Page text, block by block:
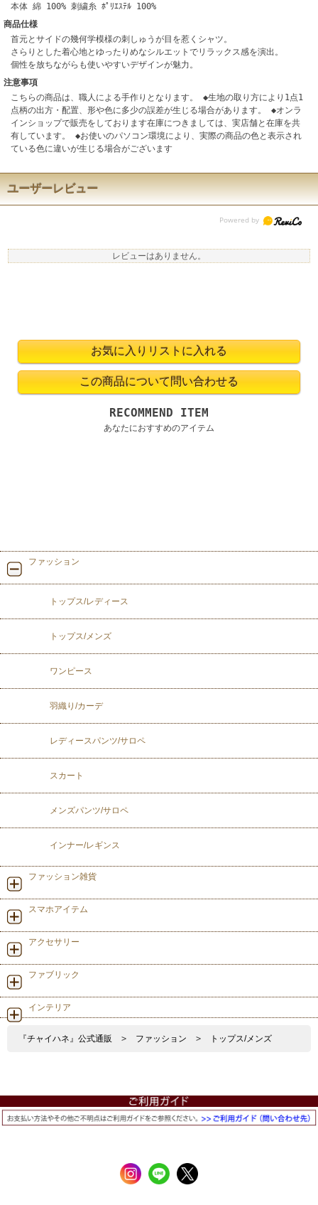
本体 綿 100% 刺繍糸 ﾎﾟﾘｴｽﾃﾙ 100%
商品仕様
首元とサイドの幾何学模様の刺しゅうが目を惹くシャツ。
さらりとした着心地とゆったりめなシルエットでリラックス感を演出。
個性を放ちながらも使いやすいデザインが魅力。
注意事項
こちらの商品は、職人による手作りとなります。 ◆生地の取り方により1点1
点柄の出方・配置、形や色に多少の誤差が生じる場合があります。 ◆オンラ
インショップで販売をしております在庫につきましては、実店舗と在庫を共
有しています。 ◆お使いのパソコン環境により、実際の商品の色と表示され
ている色に違いが生じる場合がございます
ユーザーレビュー
レビューはありません。
RECOMMEND ITEM
あなたにおすすめのアイテム
ファッション
トップス/レディース
トップス/メンズ
ワンピース
羽織り/カーデ
レディースパンツ/サロペ
スカート
メンズパンツ/サロペ
インナー/レギンス
ファッション雑貨
スマホアイテム
アクセサリー
ファブリック
インテリア
『チャイハネ』公式通販 > ファッション > トップス/メンズ